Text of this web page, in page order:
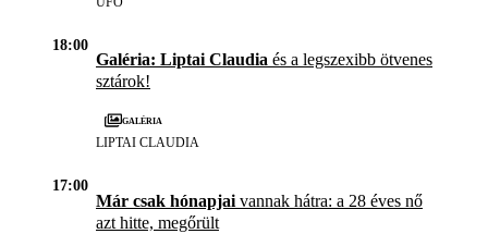
18:00
Galéria: Liptai Claudia és a legszexibb ötvenes
sztárok!
Galéria
LIPTAI CLAUDIA
17:00
Már csak hónapjai vannak hátra: a 28 éves nő
azt hitte, megőrült